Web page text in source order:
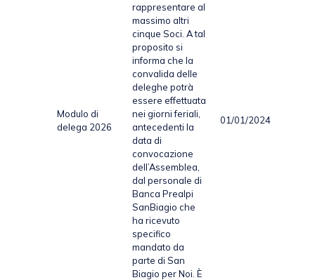
Modulo di
delega 2026
rappresentare al
massimo altri
cinque Soci. A tal
proposito si
informa che la
convalida delle
deleghe potrà
essere effettuata
nei giorni feriali,
antecedenti la
data di
convocazione
dell’Assemblea,
dal personale di
Banca Prealpi
SanBiagio che
ha ricevuto
specifico
mandato da
parte di San
Biagio per Noi. È
01/01/2024